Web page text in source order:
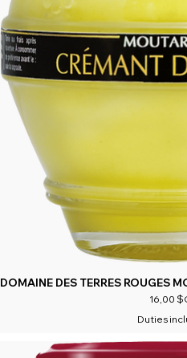
DOMAINE DES TERRES ROUGES
Prix
16,00
Duties